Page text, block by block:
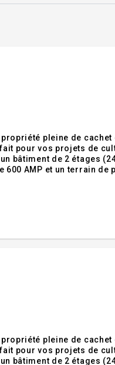
pleine de
pour vos projets de
bâtiment de 2 étages
AMP et un terrain de
pleine de
pour vos projets de
bâtiment de 2 étages